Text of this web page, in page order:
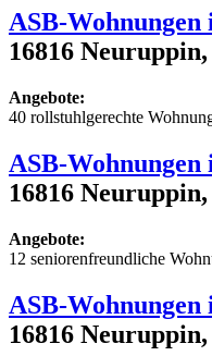
ASB-
16816
Angebote:
40 rollstuhlgerechte
ASB-
16816
Angebote:
12 seniorenfreundliche
ASB-
16816